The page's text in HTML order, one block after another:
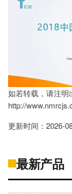
如若转载，请注明
http://
更新时间：2026-
最新产品